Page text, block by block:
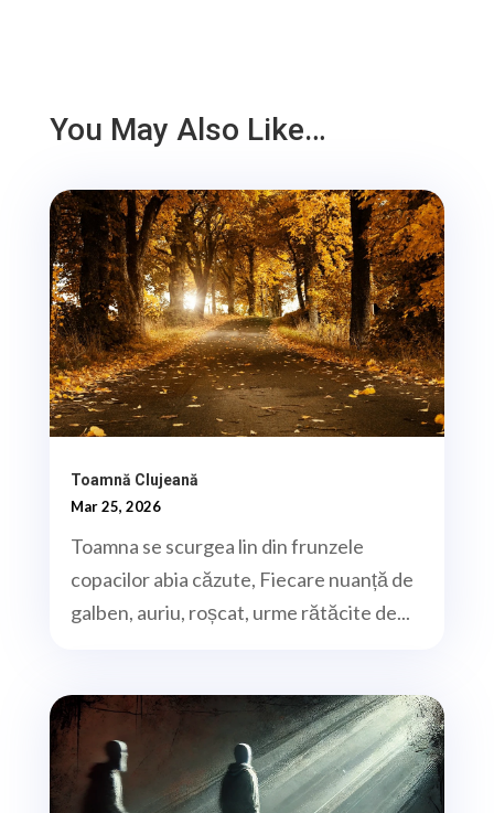
You May Also Like…
Toamnă Clujeană
Mar 25, 2026
Toamna se scurgea lin din frunzele
copacilor abia căzute, Fiecare nuanță de
galben, auriu, roșcat, urme rătăcite de...